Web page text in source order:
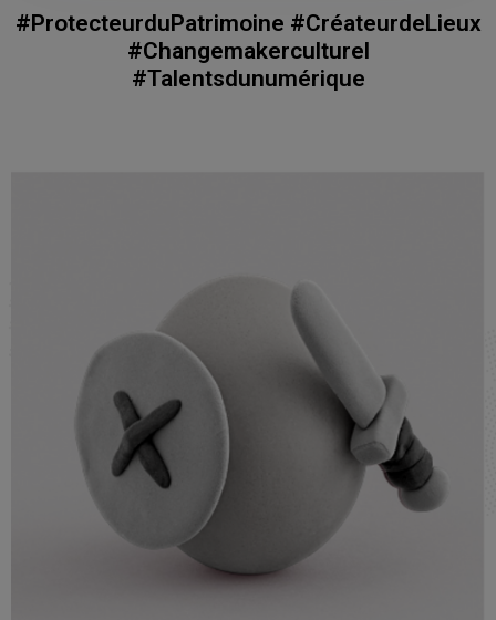
#ProtecteurduPatrimoine #CréateurdeLieux
#Changemakerculturel
#Talentsdunumérique